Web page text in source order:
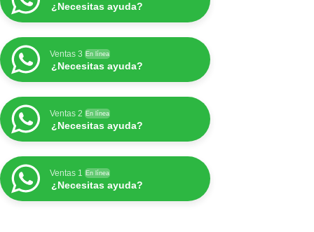
¿Necesitas ayuda?
Ventas 3 En línea
¿Necesitas ayuda?
Ventas 2 En línea
¿Necesitas ayuda?
Ventas 1 En línea
¿Necesitas ayuda?